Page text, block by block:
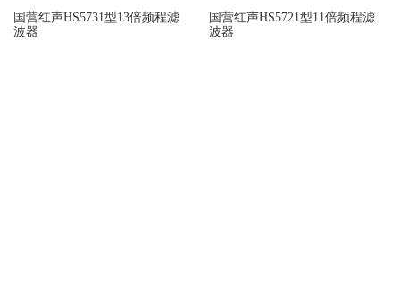
国营红声HS5731型13倍频程滤
波器
国营红声HS5721型11倍频程滤
波器